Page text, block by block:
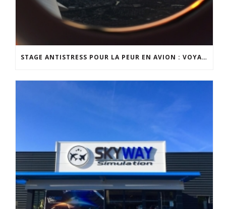
STAGE ANTISTRESS POUR LA PEUR EN AVION : VOYAGEZ SEREINEMENT